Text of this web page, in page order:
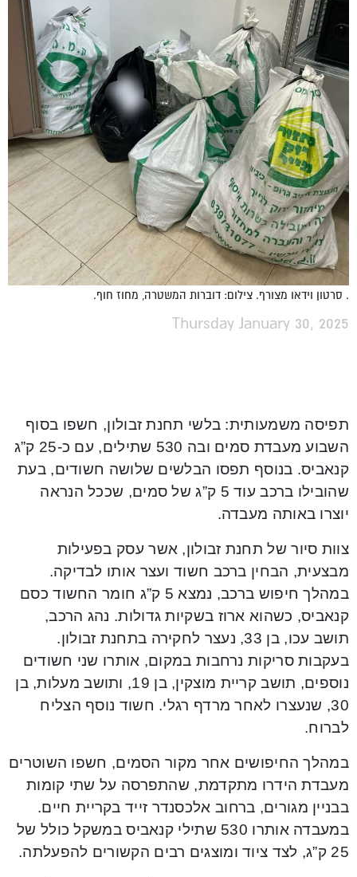
. סרטון וידאו מצורף. צילום: דוברות המשטרה, מחוז חוף.
Thursday January 30, 2025
תפיסה משמעותית: בלשי תחנת זבולון, חשפו בסוף
השבוע מעבדת סמים ובה 530 שתילים, עם כ-25 ק”ג
קנאביס. בנוסף תפסו הבלשים שלושה חשודים, בעת
שהובילו ברכב עוד 5 ק”ג של סמים, שככל הנראה
יוצרו באותה מעבדה.
צוות סיור של תחנת זבולון, אשר עסק בפעילות
מבצעית, הבחין ברכב חשוד ועצר אותו לבדיקה.
במהלך חיפוש ברכב, נמצא 5 ק”ג חומר החשוד כסם
קנאביס, כשהוא ארוז בשקיות גדולות. נהג הרכב,
תושב עכו, בן 33, נעצר לחקירה בתחנת זבולון.
בעקבות סריקות נרחבות במקום, אותרו שני חשודים
נוספים, תושב קריית מוצקין, בן 19, ותושב מעלות, בן
30, שנעצרו לאחר מרדף רגלי. חשוד נוסף הצליח
לברוח.
במהלך החיפושים אחר מקור הסמים, חשפו השוטרים
מעבדת הידרו מתקדמת, שהתפרסה על שתי קומות
בבניין מגורים, ברחוב אלכסנדר זייד בקריית חיים.
במעבדה אותרו 530 שתילי קנאביס במשקל כולל של
25 ק”ג, לצד ציוד ומוצגים רבים הקשורים להפעלתה.